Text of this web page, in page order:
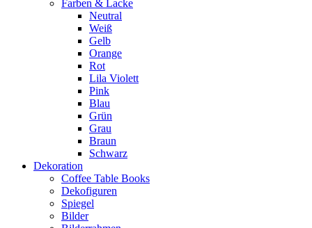
Farben & Lacke
Neutral
Weiß
Gelb
Orange
Rot
Lila Violett
Pink
Blau
Grün
Grau
Braun
Schwarz
Dekoration
Coffee Table Books
Dekofiguren
Spiegel
Bilder